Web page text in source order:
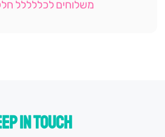
-
משלוחים לכללללל
IN TOUCH